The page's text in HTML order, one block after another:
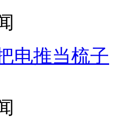
人 痛下狠手拳打脚踢
医生回应
治霸凌主义
电推当梳子